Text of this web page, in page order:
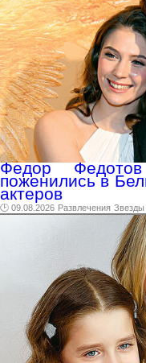
Федор
поженились в
актеров
🕑 09.08.2026 Развлечения Звезды